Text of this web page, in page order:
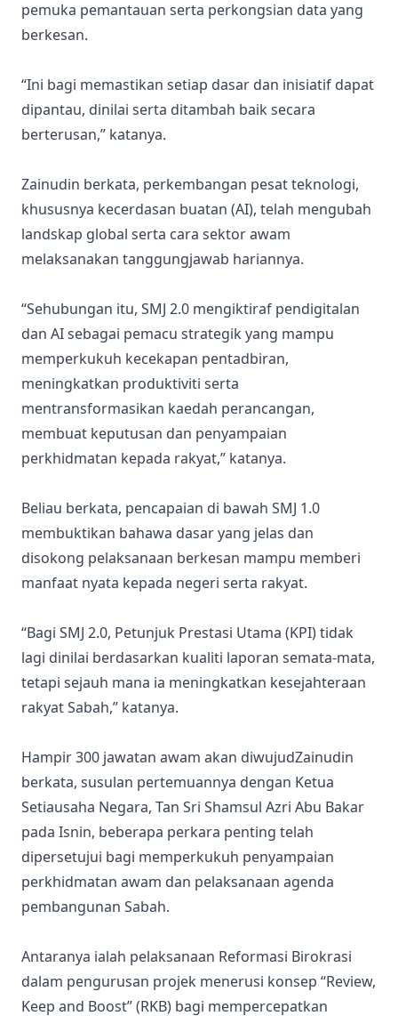
pemuka pemantauan serta perkongsian data yang
berkesan.
“Ini bagi memastikan setiap dasar dan inisiatif dapat
dipantau, dinilai serta ditambah baik secara
berterusan,” katanya.
Zainudin berkata, perkembangan pesat teknologi,
khususnya kecerdasan buatan (AI), telah mengubah
landskap global serta cara sektor awam
melaksanakan tanggungjawab hariannya.
“Sehubungan itu, SMJ 2.0 mengiktiraf pendigitalan
dan AI sebagai pemacu strategik yang mampu
memperkukuh kecekapan pentadbiran,
meningkatkan produktiviti serta
mentransformasikan kaedah perancangan,
membuat keputusan dan penyampaian
perkhidmatan kepada rakyat,” katanya.
Beliau berkata, pencapaian di bawah SMJ 1.0
membuktikan bahawa dasar yang jelas dan
disokong pelaksanaan berkesan mampu memberi
manfaat nyata kepada negeri serta rakyat.
“Bagi SMJ 2.0, Petunjuk Prestasi Utama (KPI) tidak
lagi dinilai berdasarkan kualiti laporan semata-mata,
tetapi sejauh mana ia meningkatkan kesejahteraan
rakyat Sabah,” katanya.
Hampir 300 jawatan awam akan diwujudZainudin
berkata, susulan pertemuannya dengan Ketua
Setiausaha Negara, Tan Sri Shamsul Azri Abu Bakar
pada Isnin, beberapa perkara penting telah
dipersetujui bagi memperkukuh penyampaian
perkhidmatan awam dan pelaksanaan agenda
pembangunan Sabah.
Antaranya ialah pelaksanaan Reformasi Birokrasi
dalam pengurusan projek menerusi konsep “Review,
Keep and Boost” (RKB) bagi mempercepatkan